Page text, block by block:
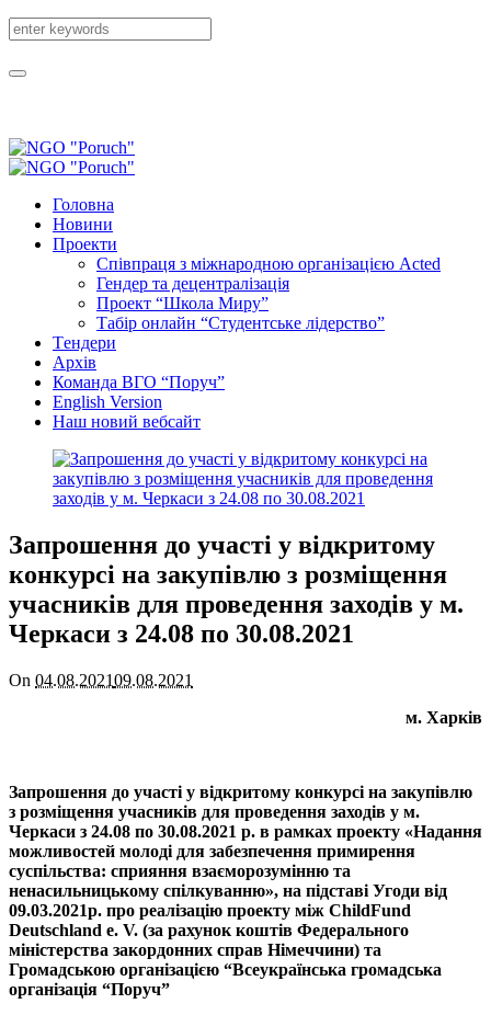
Головна
Новини
Проекти
Співпраця з міжнародною організацією Acted
Гендер та децентралізація
Проект “Школа Миру”
Табір онлайн “Студентське лідерство”
Tендери
Архів
Команда ВГО “Поруч”
English Version
Наш новий вебсайт
Запрошення до участі у відкритому
конкурсі на закупівлю з розміщення
учасників для проведення заходів у м.
Черкаси з 24.08 по 30.08.2021
On 04.08.202109.08.2021
м. Харків
Запрошення до участі у відкритому конкурсі на закупівлю
з розміщення учасників для проведення заходів у м.
Черкаси з 24.08 по 30.08.2021 р. в рамках проекту «Надання
можливостей молоді для забезпечення примирення
суспільства: сприяння взаєморозумінню та
ненасильницькому спілкуванню», на підставі Угоди від
09.03.2021р. про реалізацію проекту між ChildFund
Deutschland e. V. (за рахунок коштів Федерального
міністерства закордонних справ Німеччини) та
Громадською організацією “Всеукраїнська громадська
організація “Поруч”